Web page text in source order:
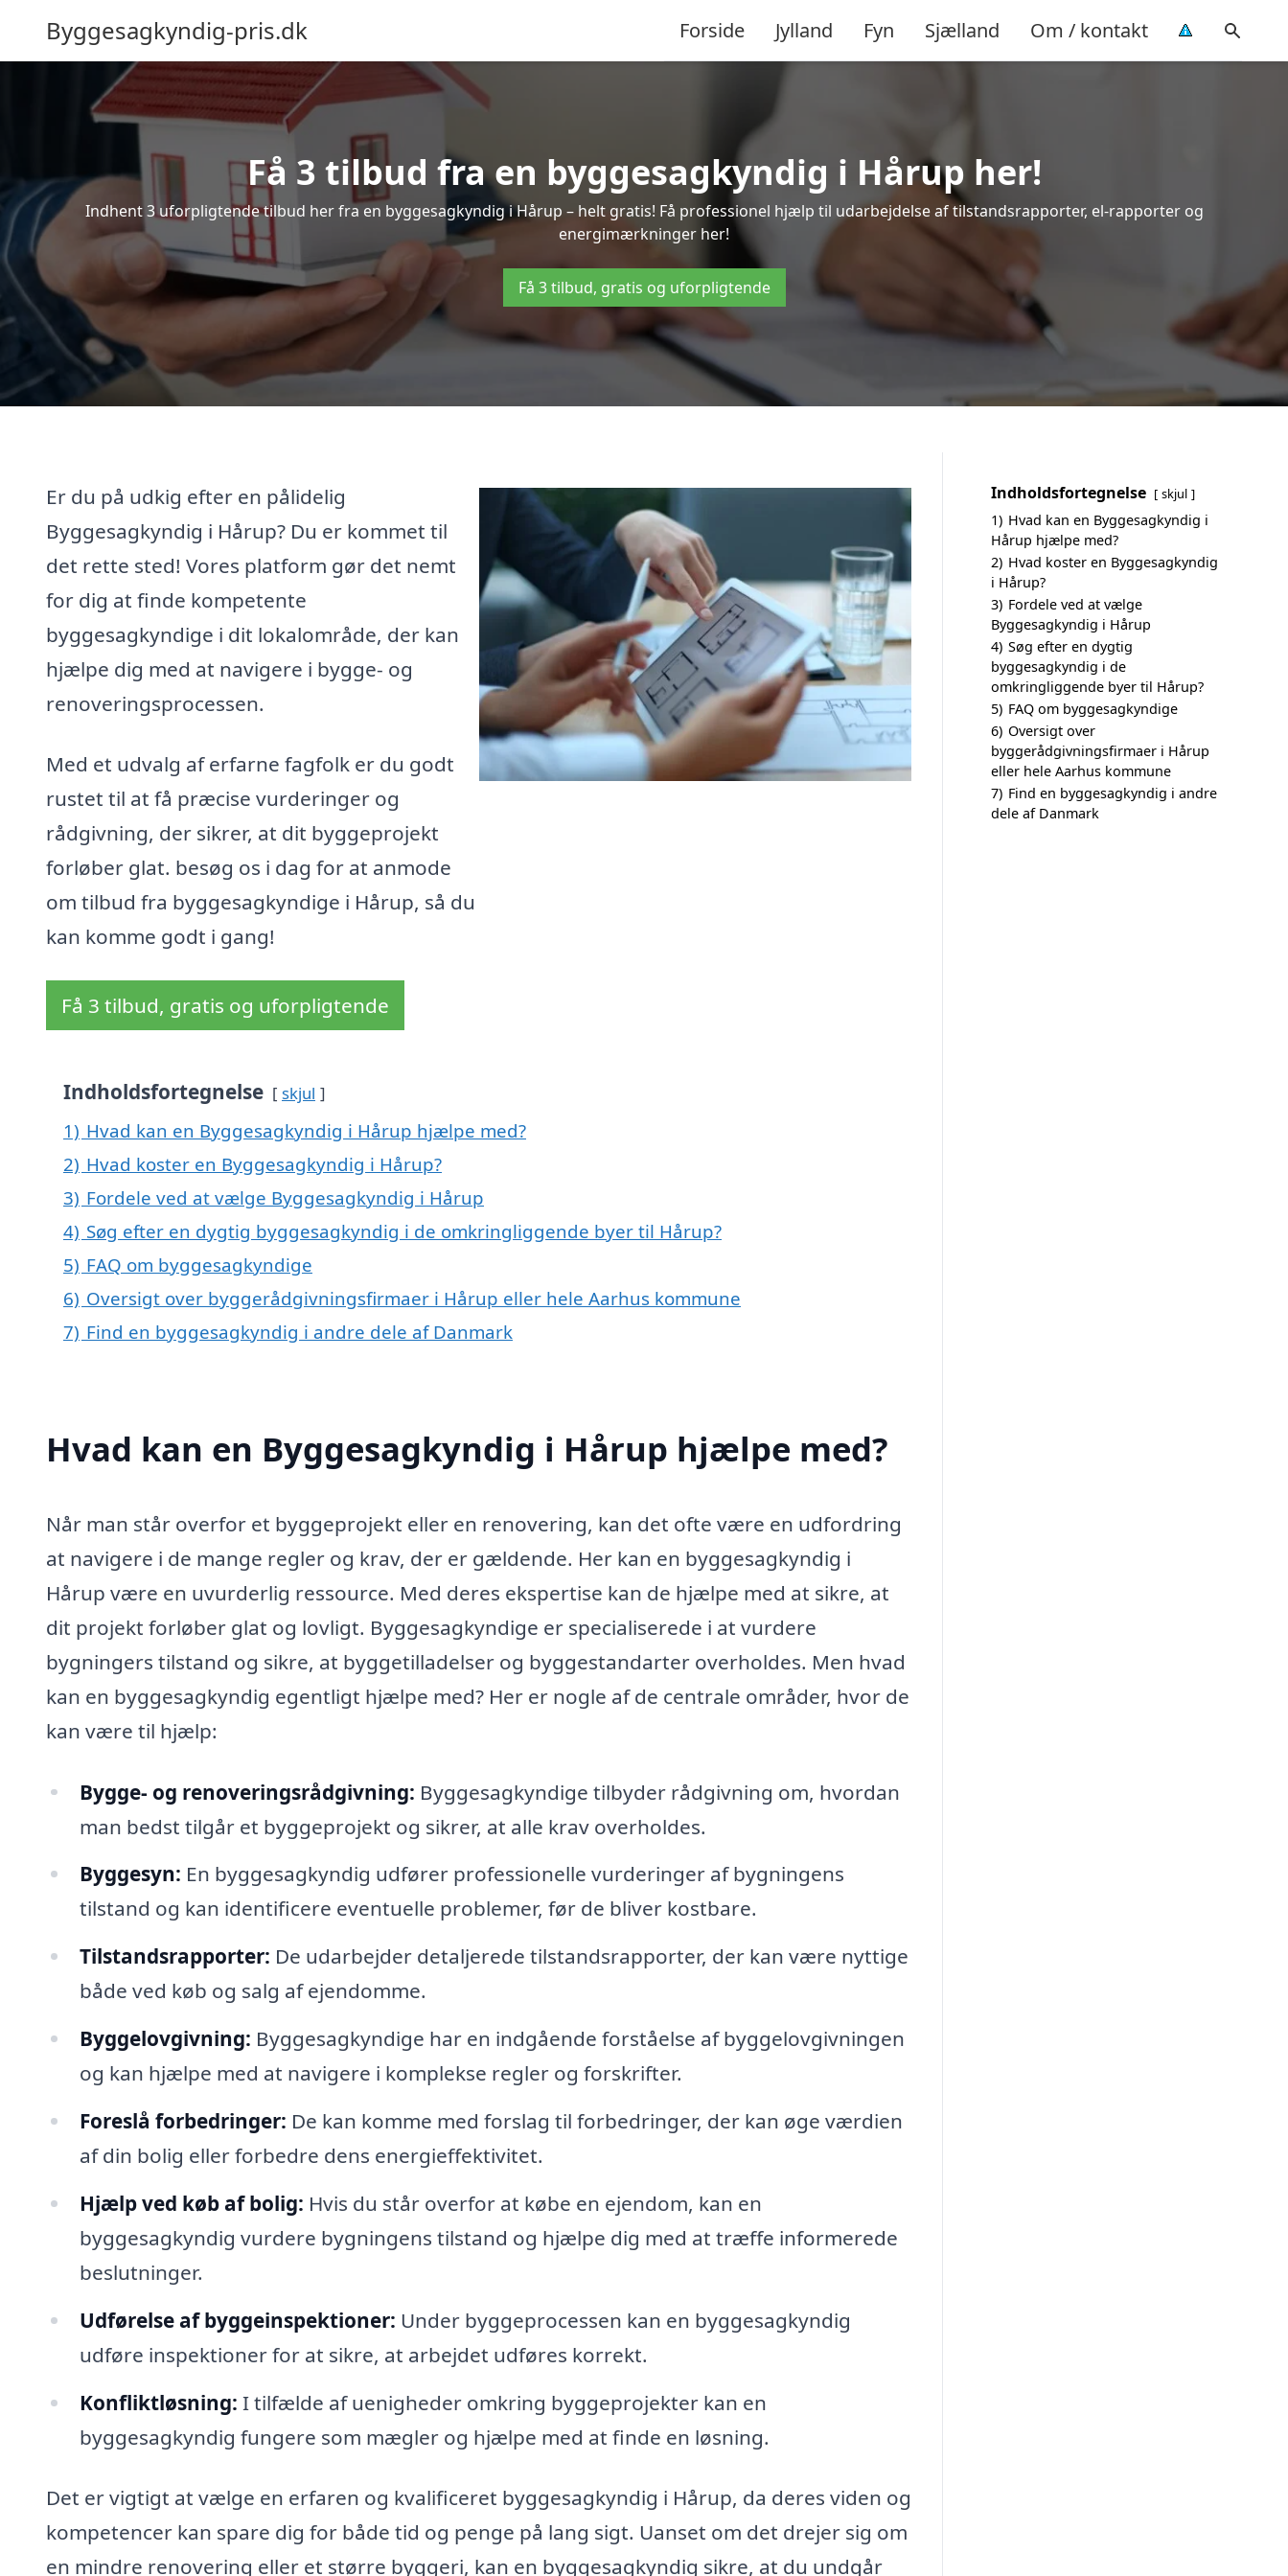
Byggesagkyndig-pris.dk Forside Jylland Fyn Sjælland Om / kontakt
Få 3 tilbud fra en byggesagkyndig i Hårup her!
Indhent 3 uforpligtende tilbud her fra en byggesagkyndig i Hårup – helt gratis! Få professionel hjælp til udarbejdelse af tilstandsrapporter, el-rapporter og
energimærkninger her!
Få 3 tilbud, gratis og uforpligtende
Er du på udkig efter en pålidelig
Byggesagkyndig i Hårup? Du er kommet til
det rette sted! Vores platform gør det nemt
for dig at finde kompetente
byggesagkyndige i dit lokalområde, der kan
hjælpe dig med at navigere i bygge- og
renoveringsprocessen.
Med et udvalg af erfarne fagfolk er du godt
rustet til at få præcise vurderinger og
rådgivning, der sikrer, at dit byggeprojekt
forløber glat. besøg os i dag for at anmode
om tilbud fra byggesagkyndige i Hårup, så du
kan komme godt i gang!
Få 3 tilbud, gratis og uforpligtende
Indholdsfortegnelse skjul
1) Hvad kan en Byggesagkyndig i Hårup hjælpe med?
2) Hvad koster en Byggesagkyndig i Hårup?
3) Fordele ved at vælge Byggesagkyndig i Hårup
4) Søg efter en dygtig byggesagkyndig i de omkringliggende byer til Hårup?
5) FAQ om byggesagkyndige
6) Oversigt over byggerådgivningsfirmaer i Hårup eller hele Aarhus kommune
7) Find en byggesagkyndig i andre dele af Danmark
Hvad kan en Byggesagkyndig i Hårup hjælpe med?
Når man står overfor et byggeprojekt eller en renovering, kan det ofte være en udfordring
at navigere i de mange regler og krav, der er gældende. Her kan en byggesagkyndig i
Hårup være en uvurderlig ressource. Med deres ekspertise kan de hjælpe med at sikre, at
dit projekt forløber glat og lovligt. Byggesagkyndige er specialiserede i at vurdere
bygningers tilstand og sikre, at byggetilladelser og byggestandarter overholdes. Men hvad
kan en byggesagkyndig egentligt hjælpe med? Her er nogle af de centrale områder, hvor de
kan være til hjælp:
Bygge- og renoveringsrådgivning: Byggesagkyndige tilbyder rådgivning om, hvordan
man bedst tilgår et byggeprojekt og sikrer, at alle krav overholdes.
Byggesyn: En byggesagkyndig udfører professionelle vurderinger af bygningens
tilstand og kan identificere eventuelle problemer, før de bliver kostbare.
Tilstandsrapporter: De udarbejder detaljerede tilstandsrapporter, der kan være nyttige
både ved køb og salg af ejendomme.
Byggelovgivning: Byggesagkyndige har en indgående forståelse af byggelovgivningen
og kan hjælpe med at navigere i komplekse regler og forskrifter.
Foreslå forbedringer: De kan komme med forslag til forbedringer, der kan øge værdien
af din bolig eller forbedre dens energieffektivitet.
Hjælp ved køb af bolig: Hvis du står overfor at købe en ejendom, kan en
byggesagkyndig vurdere bygningens tilstand og hjælpe dig med at træffe informerede
beslutninger.
Udførelse af byggeinspektioner: Under byggeprocessen kan en byggesagkyndig
udføre inspektioner for at sikre, at arbejdet udføres korrekt.
Konfliktløsning: I tilfælde af uenigheder omkring byggeprojekter kan en
byggesagkyndig fungere som mægler og hjælpe med at finde en løsning.
Det er vigtigt at vælge en erfaren og kvalificeret byggesagkyndig i Hårup, da deres viden og
kompetencer kan spare dig for både tid og penge på lang sigt. Uanset om det drejer sig om
en mindre renovering eller et større byggeri, kan en byggesagkyndig sikre, at du undgår
Indholdsfortegnelse skjul
1) Hvad kan en Byggesagkyndig i
Hårup hjælpe med?
2) Hvad koster en Byggesagkyndig
i Hårup?
3) Fordele ved at vælge
Byggesagkyndig i Hårup
4) Søg efter en dygtig
byggesagkyndig i de
omkringliggende byer til Hårup?
5) FAQ om byggesagkyndige
6) Oversigt over
byggerådgivningsfirmaer i Hårup
eller hele Aarhus kommune
7) Find en byggesagkyndig i andre
dele af Danmark